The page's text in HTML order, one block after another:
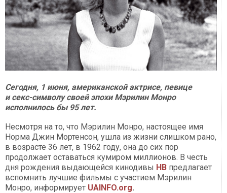
Сегодня, 1 июня, американской актрисе, певице
и секс-символу своей эпохи Мэрилин Монро
исполнилось бы 95 лет.
Несмотря на то, что Мэрилин Монро, настоящее имя
Норма Джин Мортенсон, ушла из жизни слишком рано,
в возрасте 36 лет, в 1962 году, она до сих пор
продолжает оставаться кумиром миллионов. В честь
дня рождения выдающейся кинодивы НВ предлагает
вспомнить лучшие фильмы с участием Мэрилин
Монро, информирует UAINFO.org.